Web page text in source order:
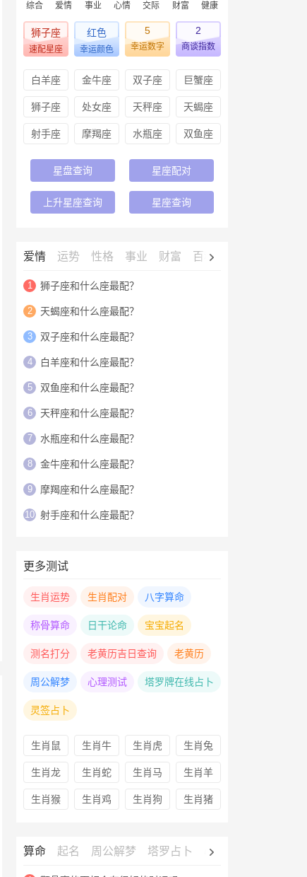
综合
爱情
事业
心情
交际
财富
健康
狮子座
速配星座
红色
幸运颜色
5
幸运数字
2
商谈指数
白羊座 金牛座 双子座 巨蟹座
狮子座 处女座 天秤座 天蝎座
射手座 摩羯座 水瓶座 双鱼座
星盘查询 星座配对
上升星座查询 星座查询
爱情 运势 性格 事业 财富 百科
1 狮子座和什么座最配？
2 天蝎座和什么座最配？
3 双子座和什么座最配？
4 白羊座和什么座最配？
5 双鱼座和什么座最配？
6 天秤座和什么座最配？
7 水瓶座和什么座最配？
8 金牛座和什么座最配？
9 摩羯座和什么座最配？
10 射手座和什么座最配？
更多测试
生肖运势 生肖配对 八字算命
称骨算命 日干论命 宝宝起名
测名打分 老黄历吉日查询 老黄历
周公解梦 心理测试 塔罗牌在线占卜
灵签占卜
生肖鼠 生肖牛 生肖虎 生肖兔
生肖龙 生肖蛇 生肖马 生肖羊
生肖猴 生肖鸡 生肖狗 生肖猪
算命 起名 周公解梦 塔罗占卜 心理测试